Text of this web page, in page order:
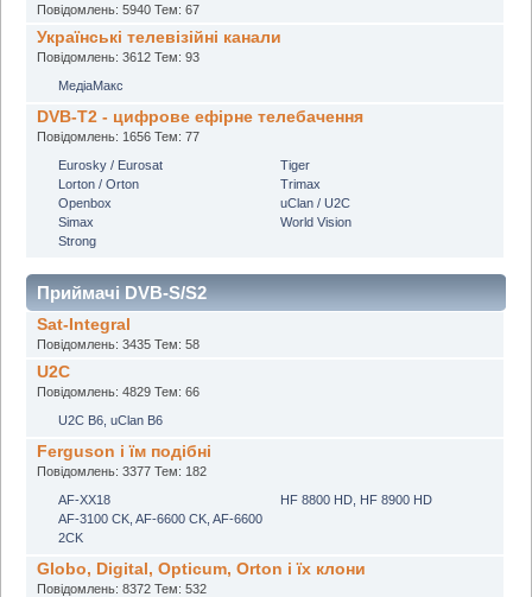
Повідомлень: 5940 Тем: 67
Українські телевізійні канали
Повідомлень: 3612 Тем: 93
МедіаМакс
DVB-T2 - цифрове ефірне телебачення
Повідомлень: 1656 Тем: 77
Eurosky / Eurosat
Lorton / Orton
Openbox
Simax
Strong
Tiger
Trimax
uClan / U2C
World Vision
Приймачі DVB-S/S2
Sat-Integral
Повідомлень: 3435 Тем: 58
U2C
Повідомлень: 4829 Тем: 66
U2C B6, uClan B6
Ferguson i їм подібні
Повідомлень: 3377 Тем: 182
AF-XX18
AF-3100 CK, AF-6600 CK, AF-6600
2CK
HF 8800 HD, HF 8900 HD
Globo, Digital, Opticum, Orton і їх клони
Повідомлень: 8372 Тем: 532